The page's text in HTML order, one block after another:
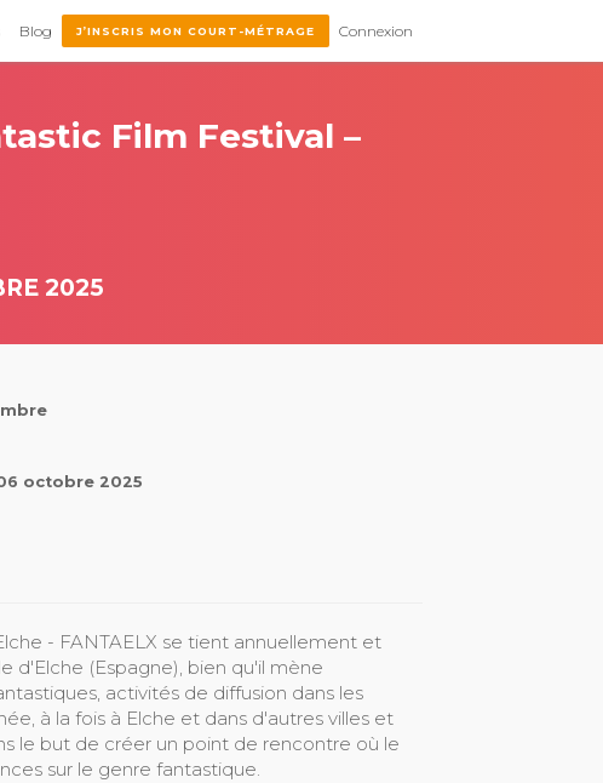
Blog J’INSCRIS MON COURT-MÉTRAGE Connexion
Film Festival –
2025
octobre 2025
- FANTAELX se tient annuellement et
d'Elche (Espagne), bien qu'il mène
activités de diffusion dans les
à la fois à Elche et dans d'autres villes et
le but de créer un point de rencontre où le
sur le genre fantastique.